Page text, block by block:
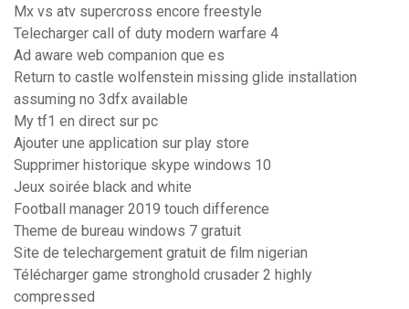
Mx vs atv supercross encore freestyle
Telecharger call of duty modern warfare 4
Ad aware web companion que es
Return to castle wolfenstein missing glide installation
assuming no 3dfx available
My tf1 en direct sur pc
Ajouter une application sur play store
Supprimer historique skype windows 10
Jeux soirée black and white
Football manager 2019 touch difference
Theme de bureau windows 7 gratuit
Site de telechargement gratuit de film nigerian
Télécharger game stronghold crusader 2 highly
compressed